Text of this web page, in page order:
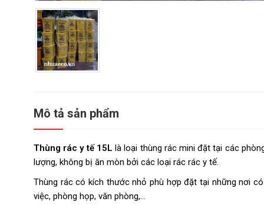
Mô tả sản phẩm
Thùng rác y tế 15L là loại thùng rác mini đặt tại các
lượng, không bị ăn mòn bởi các loại rác rác y tế.
Thùng rác có kích thước nhỏ phù hợp đặt tại những nơi
việc, phòng họp, văn phòng,...